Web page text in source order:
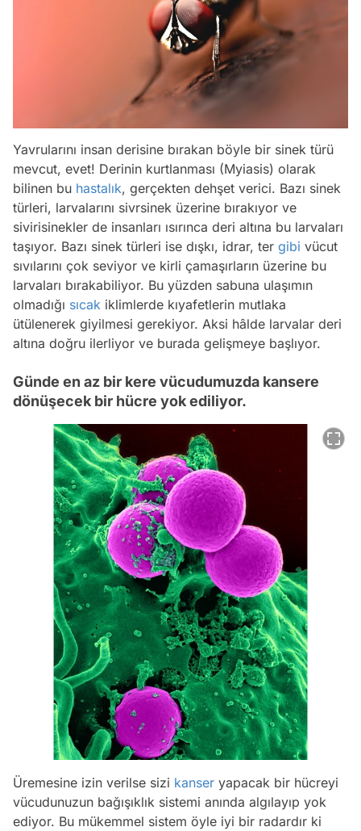
Yavrularını insan derisine bırakan böyle bir sinek türü
mevcut, evet! Derinin kurtlanması (Myiasis) olarak
bilinen bu hastalık, gerçekten dehşet verici. Bazı sinek
türleri, larvalarını sivrsinek üzerine bırakıyor ve
sivirisinekler de insanları ısırınca deri altına bu larvaları
taşıyor. Bazı sinek türleri ise dışkı, idrar, ter gibi vücut
sıvılarını çok seviyor ve kirli çamaşırların üzerine bu
larvaları bırakabiliyor. Bu yüzden sabuna ulaşımın
olmadığı sıcak iklimlerde kıyafetlerin mutlaka
ütülenerek giyilmesi gerekiyor. Aksi hâlde larvalar deri
altına doğru ilerliyor ve burada gelişmeye başlıyor.
Günde en az bir kere vücudumuzda kansere
dönüşecek bir hücre yok ediliyor.
Üremesine izin verilse sizi kanser yapacak bir hücreyi
vücudunuzun bağışıklık sistemi anında algılayıp yok
ediyor. Bu mükemmel sistem öyle iyi bir radardır ki